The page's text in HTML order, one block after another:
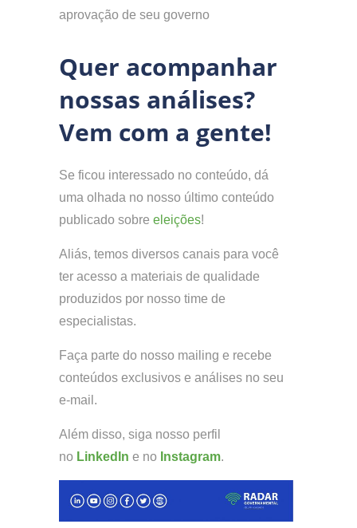
aprovação de seu governo
Quer acompanhar
nossas análises?
Vem com a gente!
Se ficou interessado no conteúdo, dá
uma olhada no nosso último conteúdo
publicado sobre eleições!
Aliás, temos diversos canais para você
ter acesso a materiais de qualidade
produzidos por nosso time de
especialistas.
Faça parte do nosso mailing e recebe
conteúdos exclusivos e análises no seu
e-mail.
Além disso, siga nosso perfil
no LinkedIn e no Instagram.